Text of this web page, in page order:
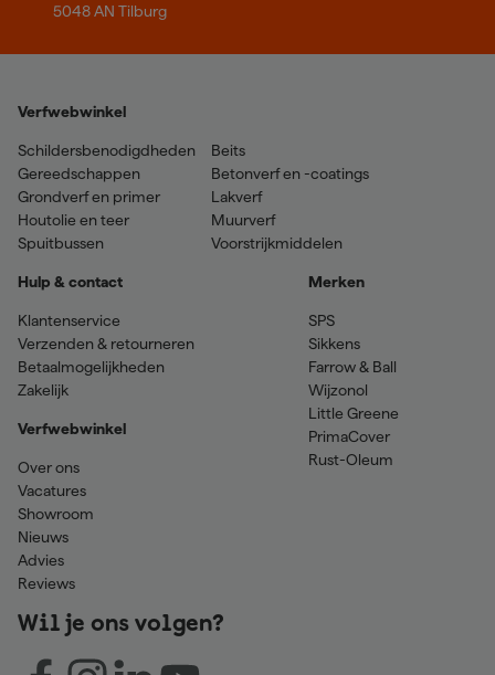
5048 AN Tilburg
Verfwebwinkel
Schildersbenodigdheden
Gereedschappen
Grondverf en primer
Houtolie en teer
Spuitbussen
Beits
Betonverf en -coatings
Lakverf
Muurverf
Voorstrijkmiddelen
Hulp & contact
Klantenservice
Verzenden & retourneren
Betaalmogelijkheden
Zakelijk
Verfwebwinkel
Over ons
Vacatures
Showroom
Nieuws
Advies
Reviews
Merken
SPS
Sikkens
Farrow & Ball
Wijzonol
Little Greene
PrimaCover
Rust-Oleum
Wil je ons volgen?